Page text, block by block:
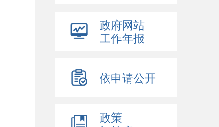
政府网站
工作年报
依申请公开
政策